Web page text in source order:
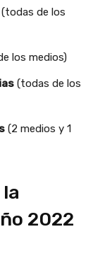
(todas de los
los medios)
(todas de los
(2 medios y 1
2022